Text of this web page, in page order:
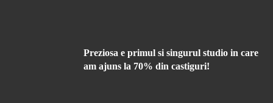
Preziosa e primul si singurul studio in care
am ajuns la 70% din castiguri!